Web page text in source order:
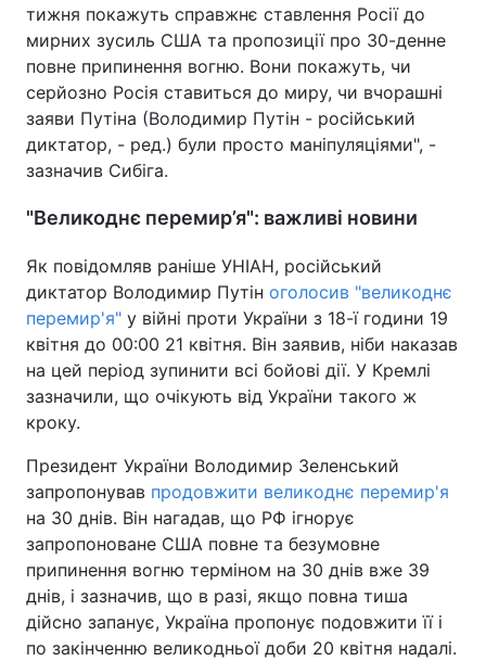
тижня покажуть справжнє ставлення Росії до
мирних зусиль США та пропозиції про 30-денне
повне припинення вогню. Вони покажуть, чи
серйозно Росія ставиться до миру, чи вчорашні
заяви Путіна (Володимир Путін - російський
диктатор, - ред.) були просто маніпуляціями", -
зазначив Сибіга.
"Великоднє перемир’я": важливі новини
Як повідомляв раніше УНІАН, російський
диктатор Володимир Путін оголосив "великоднє
перемир'я" у війні проти України з 18-ї години 19
квітня до 00:00 21 квітня. Він заявив, ніби наказав
на цей період зупинити всі бойові дії. У Кремлі
зазначили, що очікують від України такого ж
кроку.
Президент України Володимир Зеленський
запропонував продовжити великоднє перемир'я
на 30 днів. Він нагадав, що РФ ігнорує
запропоноване США повне та безумовне
припинення вогню терміном на 30 днів вже 39
днів, і зазначив, що в разі, якщо повна тиша
дійсно запанує, Україна пропонує подовжити її і
по закінченню великодньої доби 20 квітня надалі.